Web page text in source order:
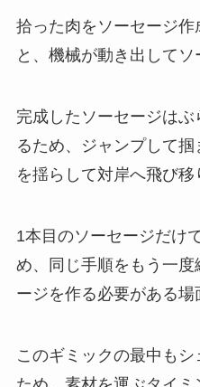
拾った肉をソーセージ
と、機械が動き出してソ
完成したソーセージはぶ
るため、ジャンプして
を揺らして対岸へ飛び移
1本目のソーセージだけ
め、同じ手順をもう一
ージを作る必要がある場
このギミックの最中も